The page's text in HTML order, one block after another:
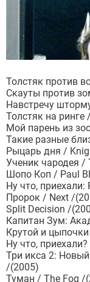
Толстяк против
Скауты против
Навстречу
Толстяк на ринге
Мой парень из
Такие разные
Рыцарь дня /
Ученик чародея /
Шопо Коп / Paul
Ну что,
Пророк / Next /
Split Decision /
Капитан Зум:
Крутой и
Ну что,
Три икса 2:
/(2005)
Туман / The Fog /